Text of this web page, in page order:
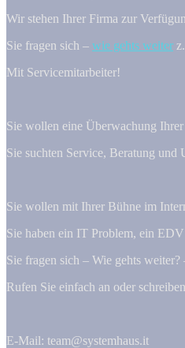
Wir stehen Ihrer Firma zur
Sie fragen sich – wie gehts weiter
Mit Servicemitarbeiter!
Sie wollen eine Überwachung
Sie suchten Service, Beratung und
Sie wollen mit Ihrer Bühne im
Sie haben ein IT Problem, ein
Sie fragen sich – Wie gehts
Rufen Sie einfach an oder
E-Mail: team@systemhaus.it